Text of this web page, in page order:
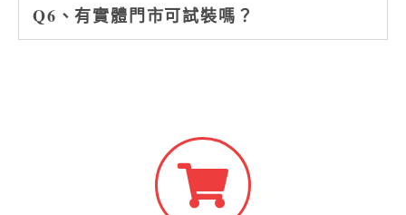
Q6、有實體門市可試裝嗎？